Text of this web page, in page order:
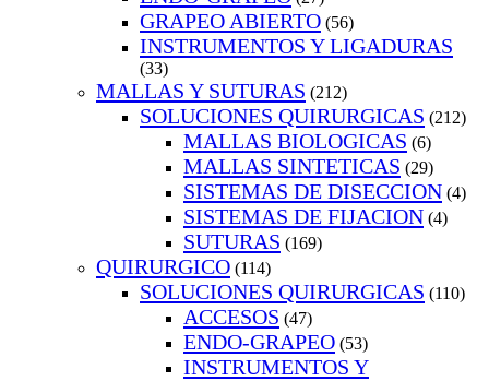
GRAPEO ABIERTO (56)
INSTRUMENTOS Y LIGADURAS
(33)
MALLAS Y SUTURAS (212)
SOLUCIONES QUIRURGICAS (212)
MALLAS BIOLOGICAS (6)
MALLAS SINTETICAS (29)
SISTEMAS DE DISECCION (4)
SISTEMAS DE FIJACION (4)
SUTURAS (169)
QUIRURGICO (114)
SOLUCIONES QUIRURGICAS (110)
ACCESOS (47)
ENDO-GRAPEO (53)
INSTRUMENTOS Y